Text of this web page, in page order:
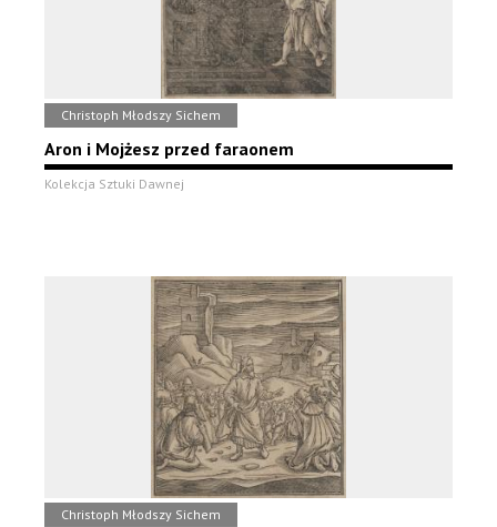
Christoph Młodszy Sichem
Aron i Mojżesz przed faraonem
Kolekcja Sztuki Dawnej
Christoph Młodszy Sichem